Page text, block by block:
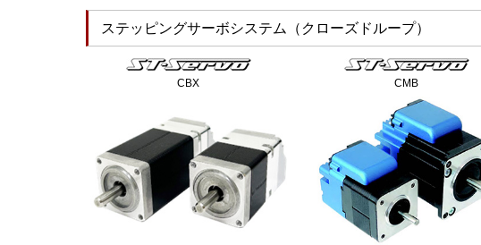
ステッピングサーボシステム（クローズドループ）
CBX CMB